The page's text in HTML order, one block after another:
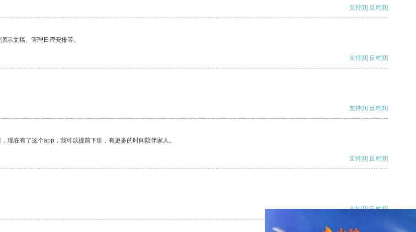
支持[0] 反对[0]
示文稿、管理日程安排等。
支持[0] 反对[0]
支持[0] 反对[0]
现在有了这个app，我可以提前下班，有更多的时间陪伴家人。
支持[0] 反对[0]
支持[0] 反对[0]